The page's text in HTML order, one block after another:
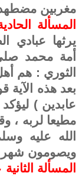
مغربين
المسألة
يرثها عبادي
أمة محمد
الثوري : هم
بعد هذه
عابدين )
مطيعا لربه ،
الله عليه
ويصومون
المسألة